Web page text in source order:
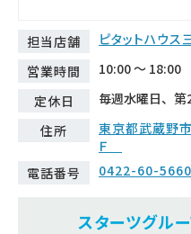
担当店舗
ピタットハウス
営業時間
10:00 ～ 18:00
定休日
毎週水曜日、第
住所
東京都武蔵野
Ｆ
電話番号
0422-60-5660
スターツグル